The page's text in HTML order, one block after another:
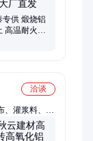
专供 煅烧铝
高温耐火土
洽谈
、灌浆料、高
石棉带、封
隔热板、防